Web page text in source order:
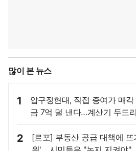
많이 본 뉴스
1
압구정현대, 직접 증여가 매
금 7억 덜 낸다…계산기 두드
2
[르포] 부동산 공급 대책에